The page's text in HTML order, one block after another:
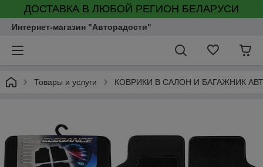
ДОСТАВКА В ЛЮБОЙ РЕГИОН БЕЛАРУСИ
Интернет-магазин "Авторадости"
Товары и услуги КОВРИКИ В САЛОН И БАГАЖНИК